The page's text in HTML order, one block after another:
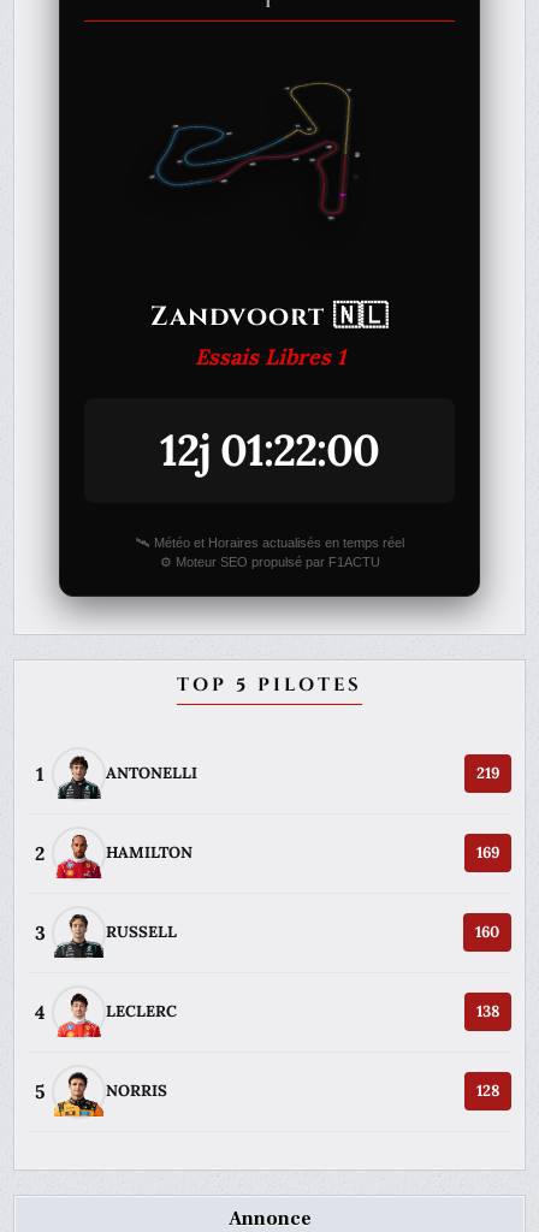
Zandvoort 🇳🇱
Essais Libres 1
12j 01:22:00
🛰️ Météo et Horaires actualisés en temps réel
⚙️ Moteur SEO propulsé par F1ACTU
TOP 5 PILOTES
1 ANTONELLI 219
2 HAMILTON 169
3 RUSSELL 160
4 LECLERC 138
5 NORRIS 128
Annonce